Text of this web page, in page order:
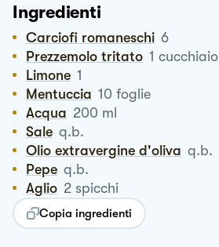
Ingredienti
Carciofi romaneschi 6
Prezzemolo tritato 1 cucchiaio
Limone 1
Mentuccia 10 foglie
Acqua 200 ml
Sale q.b.
Olio extravergine d'oliva q.b.
Pepe q.b.
Aglio 2 spicchi
Copia ingredienti